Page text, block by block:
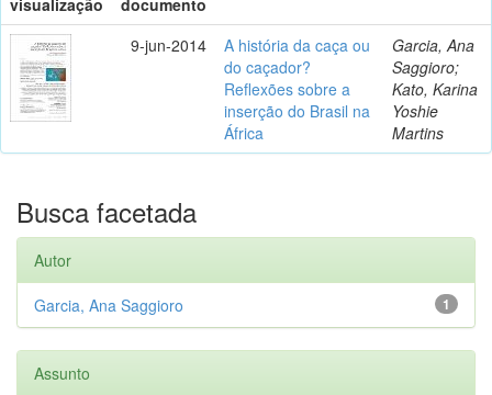
9-jun-2014
A história da caça ou
do caçador?
Reflexões sobre a
inserção do Brasil na
África
Garcia, Ana
Saggioro;
Kato, Karina
Yoshie
Martins
Busca facetada
Autor
1
Garcia, Ana Saggioro
Assunto